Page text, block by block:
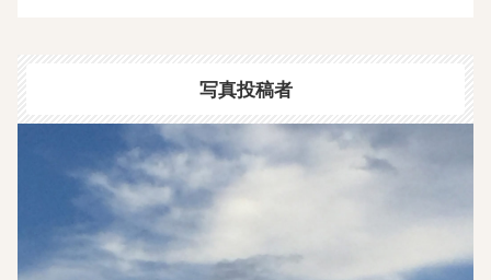
写真投稿者